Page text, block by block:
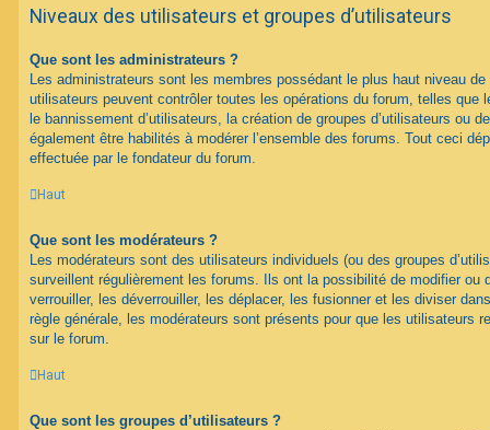
Niveaux des utilisateurs et groupes d’utilisateurs
Que sont les administrateurs ?
Les administrateurs sont les membres possédant le plus haut niveau
utilisateurs peuvent contrôler toutes les opérations du forum, telles que
le bannissement d’utilisateurs, la création de groupes d’utilisateurs ou
également être habilités à modérer l’ensemble des forums. Tout ceci
effectuée par le fondateur du forum.
Haut
Que sont les modérateurs ?
Les modérateurs sont des utilisateurs individuels (ou des groupes
surveillent régulièrement les forums. Ils ont la possibilité de modifier ou
verrouiller, les déverrouiller, les déplacer, les fusionner et les diviser
règle générale, les modérateurs sont présents pour que les utilisateurs
sur le forum.
Haut
Que sont les groupes d’utilisateurs ?